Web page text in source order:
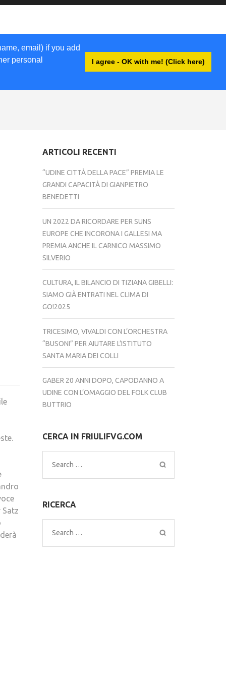
email) if you add
personal
I agree - OK with me! (Click here)
ACCEDI
Satz
ARTICOLI RECENTI
“UDINE CITTÀ DELLA PACE” PREMIA LE
GRANDI CAPACITÀ DI GIANPIETRO
BENEDETTI
UN 2022 DA RICORDARE PER SUNS
EUROPE CHE INCORONA I GALLESI MA
PREMIA ANCHE IL CARNICO MASSIMO
SILVERIO
CULTURA, IL BILANCIO DI TIZIANA GIBELLI:
SIAMO GIÀ ENTRATI NEL CLIMA DI
GO!2025
TRICESIMO, VIVALDI CON L’ORCHESTRA
“BUSONI” PER AIUTARE L’ISTITUTO
SANTA MARIA DEI COLLI
GABER 20 ANNI DOPO, CAPODANNO A
UDINE CON L’OMAGGIO DEL FOLK CLUB
BUTTRIO
CERCA IN FRIULIFVG.COM
Search
for:
RICERCA
Search
for: